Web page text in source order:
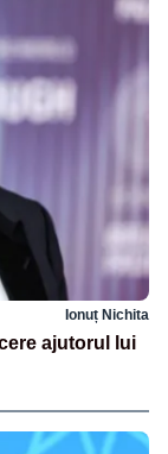
Ionuț Nichita
ajutorul lui